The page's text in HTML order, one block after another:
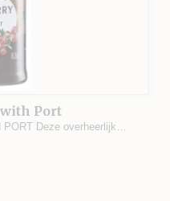
Port
PORT Deze overheerlijk…